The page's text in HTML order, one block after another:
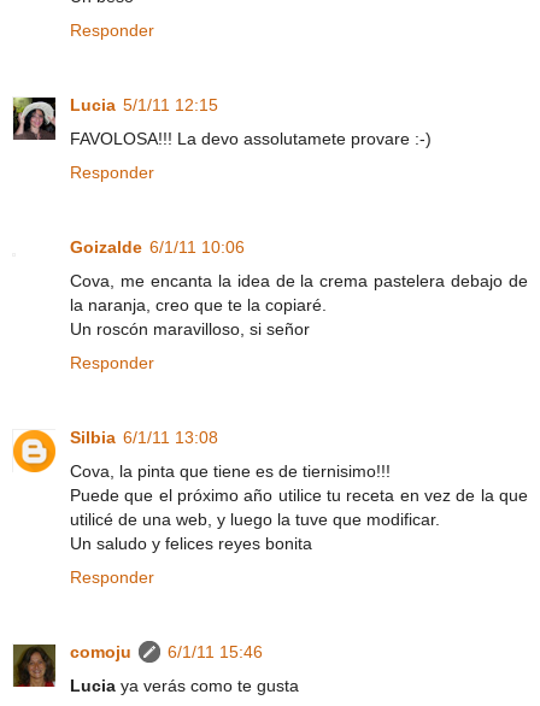
Responder
Lucia 5/1/11 12:15
FAVOLOSA!!! La devo assolutamete provare :-)
Responder
Goizalde 6/1/11 10:06
Cova, me encanta la idea de la crema pastelera debajo de
la naranja, creo que te la copiaré.
Un roscón maravilloso, si señor
Responder
Silbia 6/1/11 13:08
Cova, la pinta que tiene es de tiernisimo!!!
Puede que el próximo año utilice tu receta en vez de la que
utilicé de una web, y luego la tuve que modificar.
Un saludo y felices reyes bonita
Responder
comoju
6/1/11 15:46
Lucia ya verás como te gusta